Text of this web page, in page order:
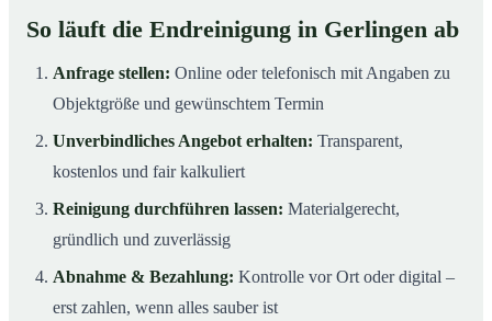
So läuft die Endreinigung in Gerlingen ab
Anfrage stellen: Online oder telefonisch mit Angaben zu
Objektgröße und gewünschtem Termin
Unverbindliches Angebot erhalten: Transparent,
kostenlos und fair kalkuliert
Reinigung durchführen lassen: Materialgerecht,
gründlich und zuverlässig
Abnahme & Bezahlung: Kontrolle vor Ort oder digital –
erst zahlen, wenn alles sauber ist